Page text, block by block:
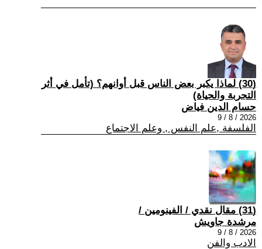
(30) لماذا يكبر بعض الناس قبل أوانهم؟ (تأمل في أثر
التجربة والحياة)
حسام الدين فياض
2026 / 8 / 9
الفلسفة ,علم النفس , وعلم الاجتماع
(31) مقال نقدي / الفينومين /
مرشدة جاويش
2026 / 8 / 9
الادب والفن